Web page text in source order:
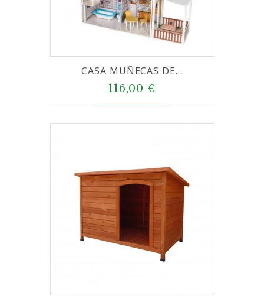
CASA MUÑECAS DE...
116,00 €